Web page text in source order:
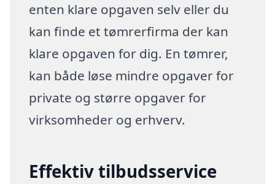
enten klare opgaven selv eller du
kan finde et tømrerfirma der kan
klare opgaven for dig. En tømrer,
kan både løse mindre opgaver for
private og større opgaver for
virksomheder og erhverv.
Effektiv tilbudsservice